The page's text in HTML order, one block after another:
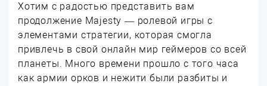
Хотим с радостью представить вам
продолжение Majesty — ролевой игры с
элементами стратегии, которая смогла
привлечь в свой онлайн мир геймеров со всей
планеты. Много времени прошло с того часа
как армии орков и нежити были разбиты и